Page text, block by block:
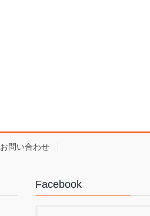
お問い合わせ
Facebook